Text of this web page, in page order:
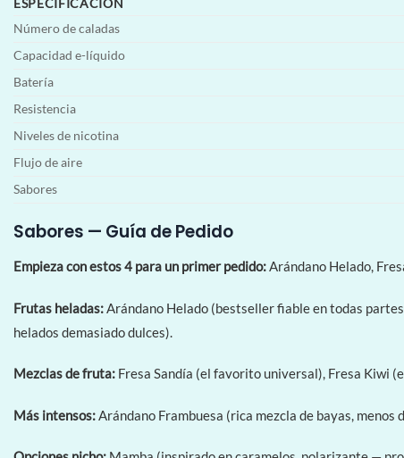
ESPECIFICACIÓN
Número de caladas
Capacidad e-líquido
Batería
Resistencia
Niveles de nicotina
Flujo de aire
Sabores
Sabores — Guía de Pedido
Empieza con estos 4 para un primer pedido:Arándano Helado,
Frutas heladas:Arándano Helado (bestseller fiable en todas
helados demasiado dulces).
Mezclas de fruta: Fresa Sandía (el favorito universal), Fresa Kiwi
Más intensos:Arándano Frambuesa (rica mezcla de bayas,